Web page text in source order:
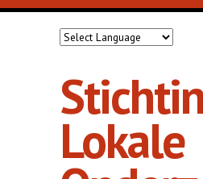
Overslaan en naar de inhoud gaan
Lokale